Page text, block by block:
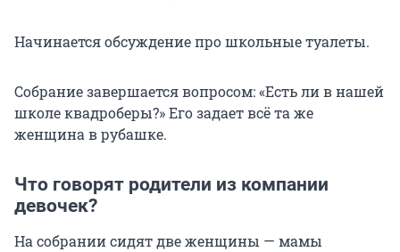
Начинается обсуждение про школьные туалеты.
Собрание завершается вопросом: «Есть ли в нашей
школе квадроберы?» Его задает всё та же
женщина в рубашке.
Что говорят родители из компании
девочек?
На собрании сидят две женщины — мамы